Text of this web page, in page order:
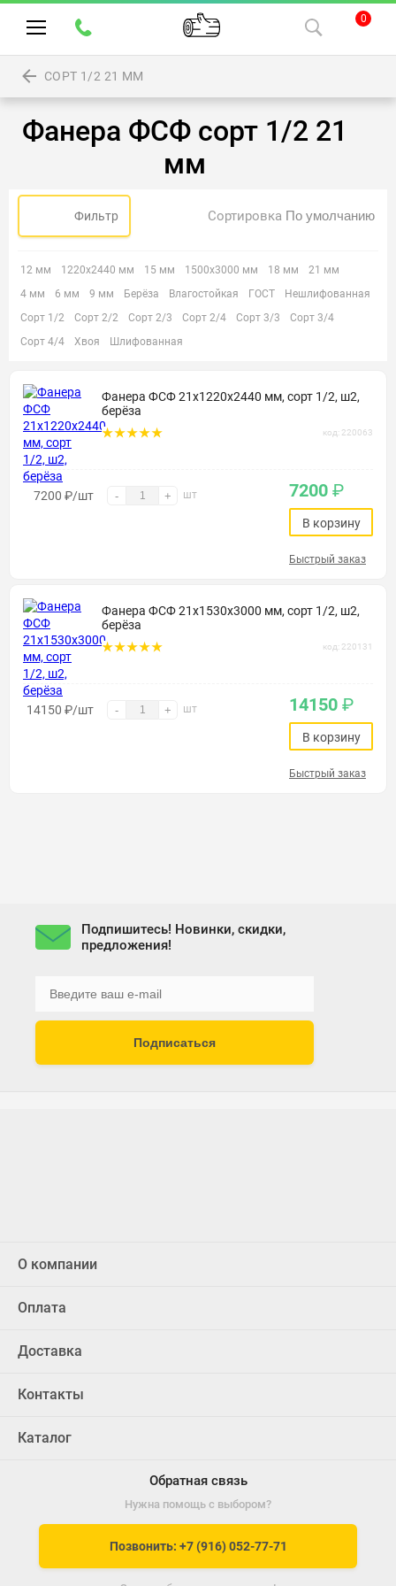
0
СОРТ 1/2 21 ММ
Фанера ФСФ сорт 1/2 21
мм
Фильтр Сортировка
12 мм 1220х2440 мм 15 мм 1500х3000 мм 18 мм
21 мм
4 мм
6 мм 9 мм Берёза Влагостойкая ГОСТ
Нешлифованная
Сорт 1/2
Сорт 2/2 Сорт 2/3 Сорт 2/4 Сорт 3/3
Сорт 3/4
Сорт 4/4
Хвоя Шлифованная
Фанера ФСФ 21х1220х2440 мм, сорт 1/2, ш2,
берёза
код: 220063
7200 ₽/шт - + шт 7200 ₽
В корзину
Быстрый заказ
Фанера ФСФ 21х1530х3000 мм, сорт 1/2, ш2,
берёза
код: 220131
14150 ₽/шт - + шт 14150 ₽
В корзину
Быстрый заказ
Подпишитесь! Новинки, скидки,
предложения!
Подписаться
О компании
Оплата
Доставка
Контакты
Каталог
Обратная связь
Нужна помощь с выбором?
Позвонить: +7 (916) 052-77-71